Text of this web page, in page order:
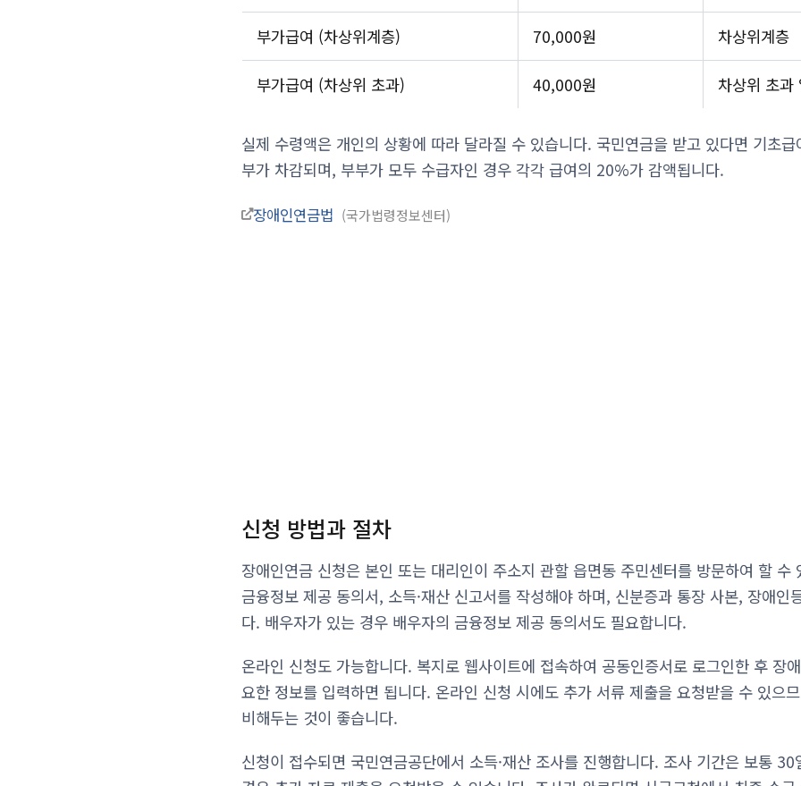
부가급여 (차상위계층) 70,000원 차상위계층
부가급여 (차상위 초과) 40,000원 차상위 초과
실제 수령액은 개인의 상황에 따라 달라질 수 있습니다. 국민연금을 받고 있다면 기초
부가 차감되며, 부부가 모두 수급자인 경우 각각 급여의 20%가 감액됩니다.
장애인연금법 국가법령정보센터
신청 방법과 절차
장애인연금 신청은 본인 또는 대리인이 주소지 관할 읍면동 주민센터를 방문하여 할 수
금융정보 제공 동의서, 소득·재산 신고서를 작성해야 하며, 신분증과 통장 사본, 장애인
다. 배우자가 있는 경우 배우자의 금융정보 제공 동의서도 필요합니다.
온라인 신청도 가능합니다. 복지로 웹사이트에 접속하여 공동인증서로 로그인한 후 장
요한 정보를 입력하면 됩니다. 온라인 신청 시에도 추가 서류 제출을 요청받을 수 있으
비해두는 것이 좋습니다.
신청이 접수되면 국민연금공단에서 소득·재산 조사를 진행합니다. 조사 기간은 보통